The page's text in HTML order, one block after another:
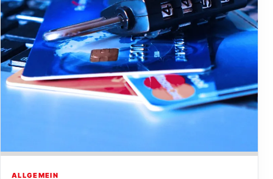
ALLGEMEIN